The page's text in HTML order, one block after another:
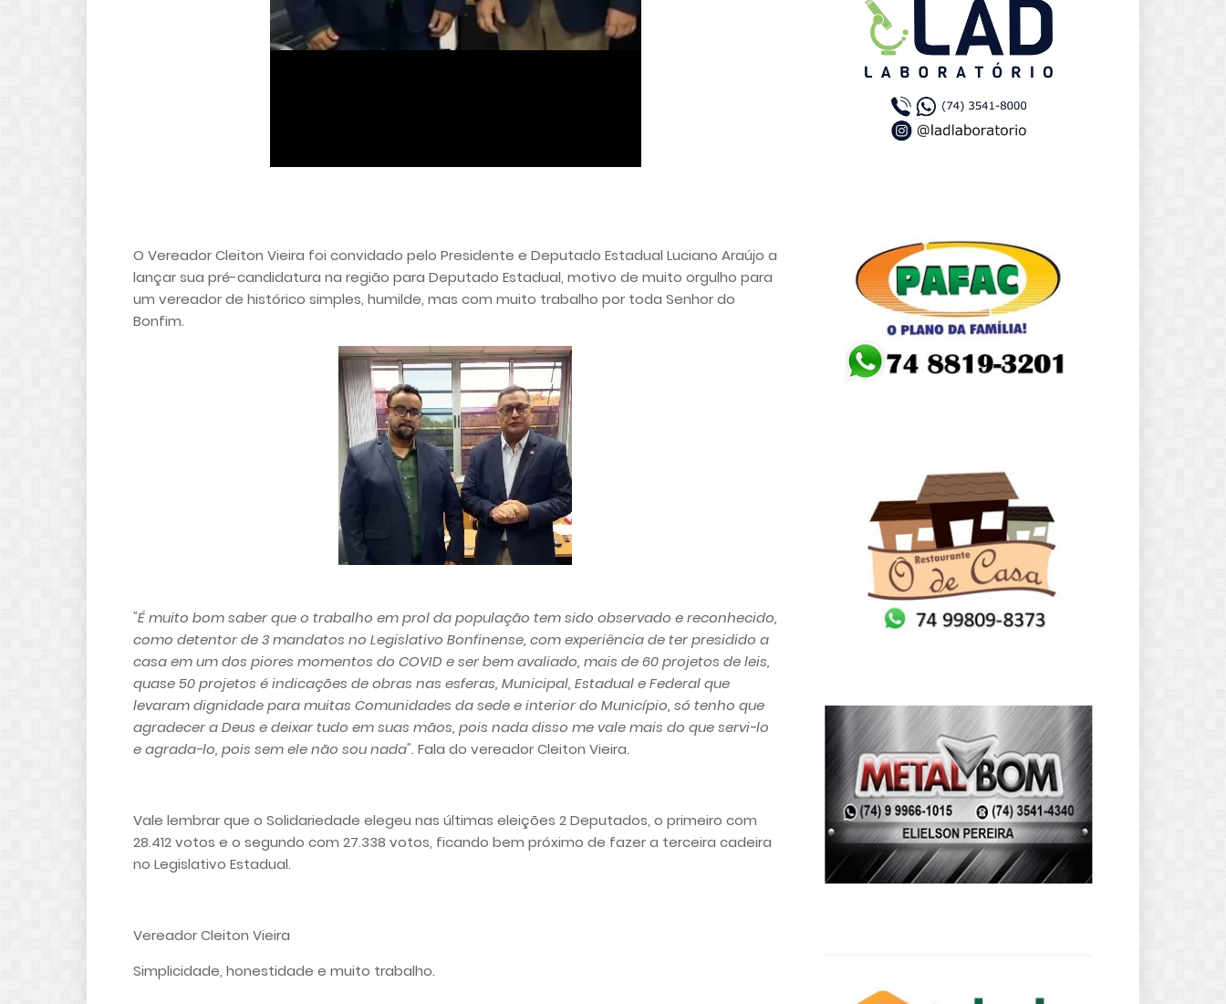
O Vereador Cleiton Vieira foi convidado pelo Presidente e Deputado Estadual Luciano Araújo a
lançar sua pré-candidatura na região para Deputado Estadual, motivo de muito orgulho para
um vereador de histórico simples, humilde, mas com muito trabalho por toda Senhor do
Bonfim.
"É muito bom saber que o trabalho em prol da população tem sido observado e reconhecido,
como detentor de 3 mandatos no Legislativo Bonfinense, com experiência de ter presidido a
casa em um dos piores momentos do COVID e ser bem avaliado, mais de 60 projetos de leis,
quase 50 projetos é indicações de obras nas esferas, Municipal, Estadual e Federal que
levaram dignidade para muitas Comunidades da sede e interior do Município, só tenho que
agradecer a Deus e deixar tudo em suas mãos, pois nada disso me vale mais do que servi-lo
e agrada-lo, pois sem ele não sou nada". Fala do vereador Cleiton Vieira.
Vale lembrar que o Solidariedade elegeu nas últimas eleições 2 Deputados, o primeiro com
28.412 votos e o segundo com 27.338 votos, ficando bem próximo de fazer a terceira cadeira
no Legislativo Estadual.
Vereador Cleiton Vieira
Simplicidade, honestidade e muito trabalho.